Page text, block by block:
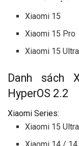
Xiaomi 15
Xiaomi 15 Pro
Xiaomi 15
Danh sách
HyperOS 2.2
Xiaomi Series:
Xiaomi 15 Ultra